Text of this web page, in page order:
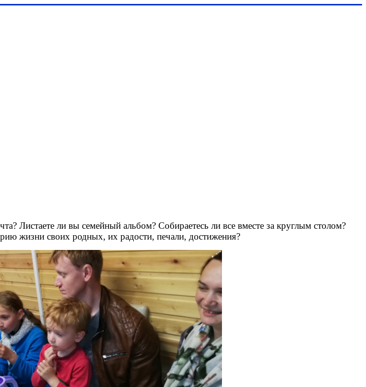
Листаете ли вы семейный альбом? Собираетесь ли все вместе за круглым столом?
жизни своих родных, их радости, печали, достижения?